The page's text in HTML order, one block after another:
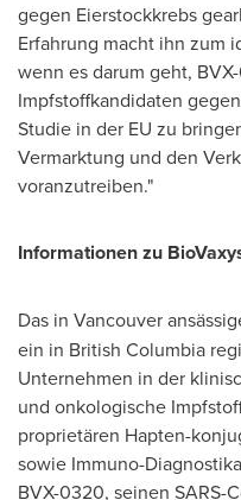
gegen Eierstockkrebs
Erfahrung macht ihn zum
wenn es darum geht,
Impfstoffkandidaten
Studie in der EU zu
Vermarktung und den
voranzutreiben."
Informationen zu
Das in Vancouver
ein in British Columbia
Unternehmen in der
und onkologische
proprietären Hapten-
sowie Immuno-
BVX-0320, seinen SARS-